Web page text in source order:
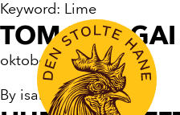
Keyword: Lime
TOM KHA GAI
oktober 21, 2021
By isabelsancho